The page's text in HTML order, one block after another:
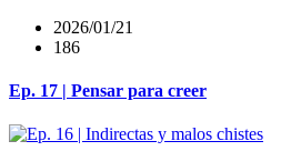
2026/01/21
186
Ep. 17 | Pensar para creer